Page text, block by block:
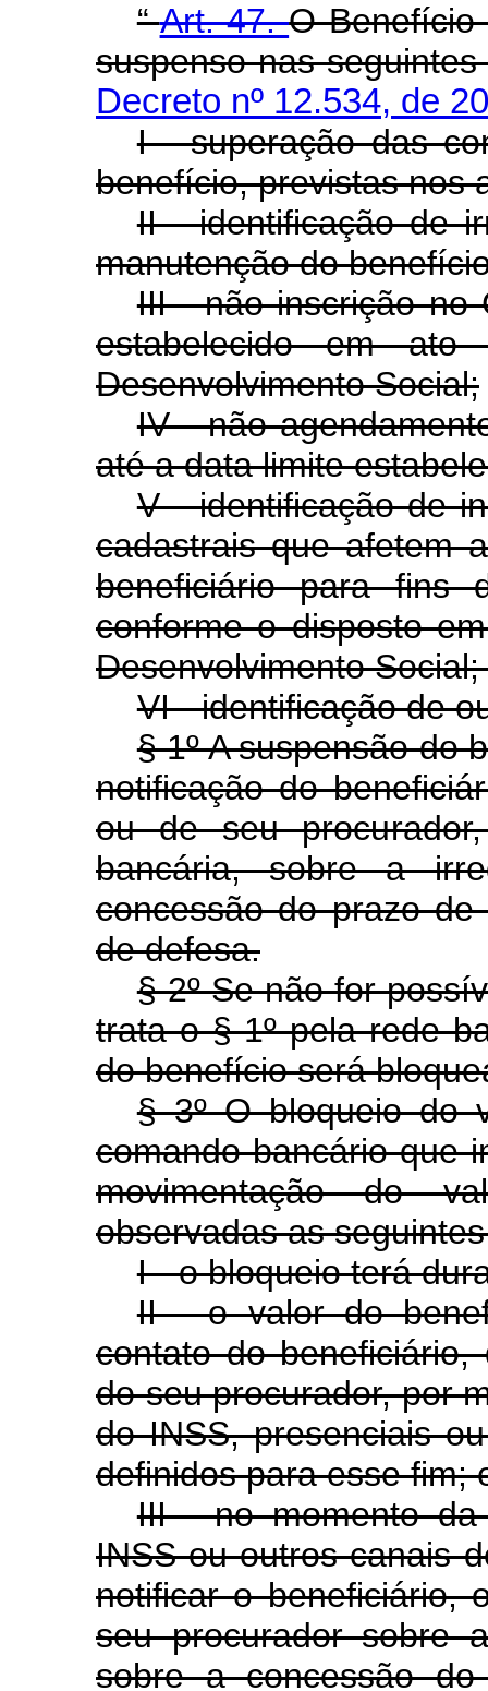
“Art. 47.O Benefício
suspenso nas seguintes
Decreto nº 12.534, de
I - superação das
benefício, previstas nos
II - identificação de
manutenção do
III - não inscrição no
estabelecido em
Desenvolvimento Social;
IV - não
até a data limite
V - identificação de
cadastrais que afetem
beneficiário para fins
conforme o disposto
Desenvolvimento Social;
VI - identificação de
§ 1º A suspensão do
notificação do
ou de seu
bancária, sobre a
concessão do prazo
de defesa.
§ 2º Se não for
trata o § 1º pela rede
do benefício será
§ 3º O bloqueio do
comando bancário que
movimentação do
observadas as
I - o bloqueio terá
II - o valor do
contato do
do seu procurador, por
do INSS, presenciais
definidos para esse fim;
III - no momento da
INSS ou outros canais
notificar o beneficiário,
seu procurador sobre
sobre a concessão